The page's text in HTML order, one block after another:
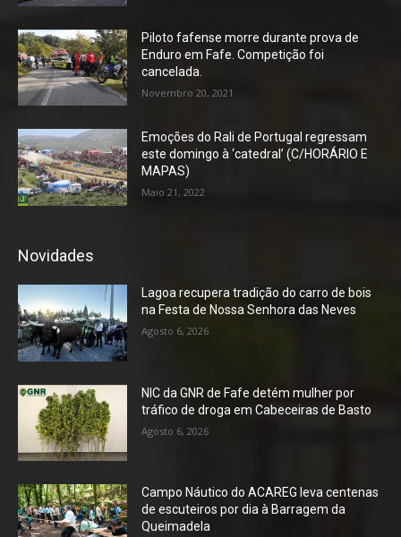
Piloto fafense morre durante prova de
Enduro em Fafe. Competição foi
cancelada.
Novembro 20, 2021
Emoções do Rali de Portugal regressam
este domingo à ‘catedral’ (C/HORÁRIO E
MAPAS)
Maio 21, 2022
Novidades
Lagoa recupera tradição do carro de bois
na Festa de Nossa Senhora das Neves
Agosto 6, 2026
NIC da GNR de Fafe detém mulher por
tráfico de droga em Cabeceiras de Basto
Agosto 6, 2026
Campo Náutico do ACAREG leva centenas
de escuteiros por dia à Barragem da
Queimadela